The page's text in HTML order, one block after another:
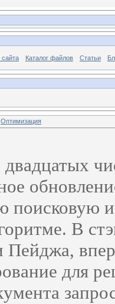
сайта Каталог файлов Статьи
Оптимизация
поисковую
В
для